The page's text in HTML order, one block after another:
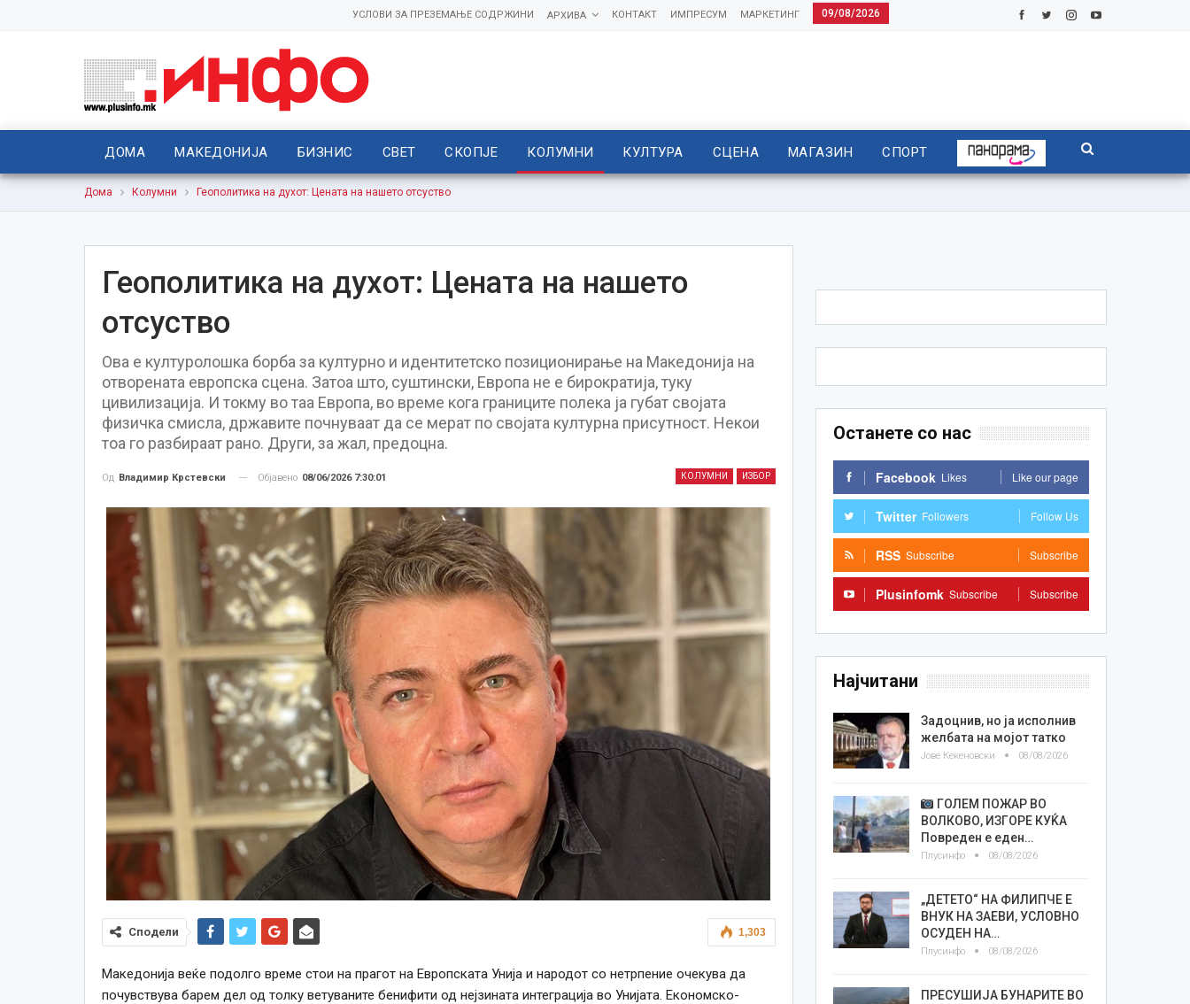
09/08/2026
МАРКЕТИНГ
ИМПРЕСУМ
КОНТАКТ
АРХИВА
УСЛОВИ ЗА ПРЕЗЕМАЊЕ СОДРЖИНИ
ДОМА МАКЕДОНИЈА БИЗНИС СВЕТ СКОПЈЕ КОЛУМНИ КУЛТУРА СЦЕНА МАГАЗИН СПОРТ
Дома Колумни Геополитика на духот: Цената на нашето отсуство
Геополитика на духот: Цената на нашето
отсуство
Ова е културолошка борба за културно и идентитетско позиционирање на Македонија на
отворената европска сцена. Затоа што, суштински, Европа не е бирократија, туку
цивилизација. И токму во таа Европа, во време кога границите полека ја губат својата
физичка смисла, државите почнуваат да се мерат по својата културна присутност. Некои
тоа го разбираат рано. Други, за жал, предоцна.
КОЛУМНИ ИЗБОР
Од Владимир Крстевски Објавено 08/06/2026 7:30:01
1,303
Сподели
Македонија веќе подолго време стои на прагот на Европската Унија и народот со нетрпение очекува да
почувствува барем дел од толку ветуваните бенифити од нејзината интеграција во Унијата. Економско-
Останете со нас
Facebook Likes Like our page
Twitter Followers Follow Us
RSS Subscribe Subscribe
Plusinfomk Subscribe Subscribe
Најчитани
Задоцнив, но ја исполнив
желбата на мојот татко
Јове Кекеновски 08/08/2026
ГОЛЕМ ПОЖАР ВО
ВОЛКОВО, ИЗГОРЕ КУЌА
Повреден е еден…
Плусинфо 08/08/2026
„ДЕТЕТО“ НА ФИЛИПЧЕ Е
ВНУК НА ЗАЕВИ, УСЛОВНО
ОСУДЕН НА…
Плусинфо 08/08/2026
ПРЕСУШИЈА БУНАРИТЕ ВО